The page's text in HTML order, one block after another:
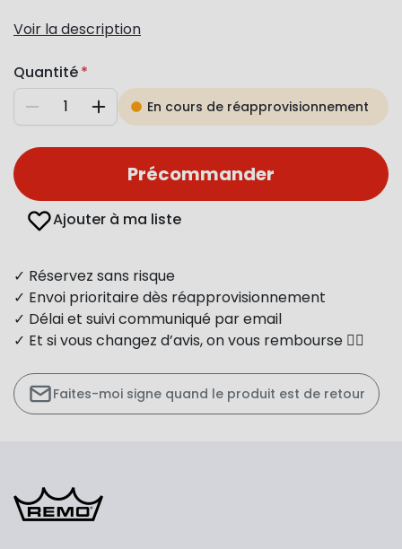
Voir la description
Quantité
Diminuer AugmenterEn cours de réapprovisionnement
Précommander
Ajouter à ma liste
✓ Réservez sans risque
✓ Envoi prioritaire dès réapprovisionnement
✓ Délai et suivi communiqué par email
✓ Et si vous changez d’avis, on vous rembourse 👍🏻
Faites-moi signe quand le produit est de retour